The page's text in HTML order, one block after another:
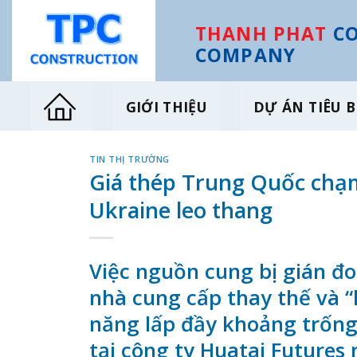
THANH PHAT
COMPANY
GIỚI THIỆU DỰ ÁN TIÊU
TIN THỊ TRƯỜNG
Giá thép Trung Quốc
Ukraine leo thang
Việc nguồn cung bị gián
nhà cung cấp thay thế và
năng lấp đầy khoảng
tại công ty Huatai Futures